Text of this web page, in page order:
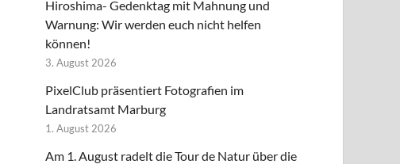
Hiroshima- Gedenktag mit Mahnung und
Warnung: Wir werden euch nicht helfen
können!
3. August 2026
PixelClub präsentiert Fotografien im
Landratsamt Marburg
1. August 2026
Am 1. August radelt die Tour de Natur über die